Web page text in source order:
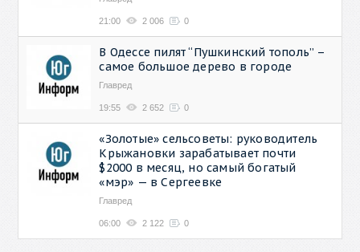
21:00 2 006 0
В Одессе пилят “Пушкинский тополь” –
самое большое дерево в городе
Главред
19:55 2 652 0
«Золотые» сельсоветы: руководитель
Крыжановки зарабатывает почти
$2000 в месяц, но самый богатый
«мэр» — в Сергеевке
Главред
06:00 2 122 0